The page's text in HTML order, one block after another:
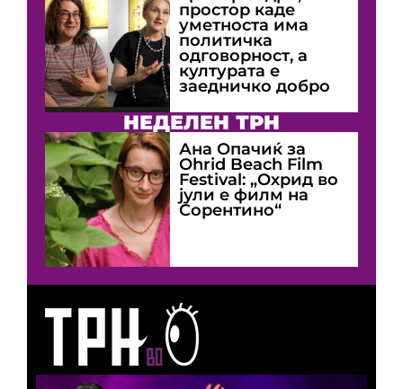
простор каде
уметноста има
политичка
одговорност, а
културата е
заедничко добро
НЕДЕЛЕН ТРН
Ана Опачиќ за
Оhrid Beach Film
Festival: „Охрид во
јули е филм на
Сорентино“